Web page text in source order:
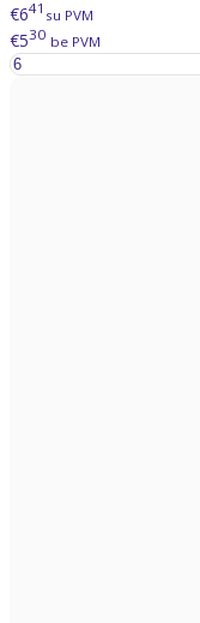
€641 su PVM
€530 be PVM